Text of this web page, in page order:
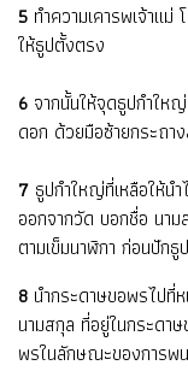
5 ทำความเคารพเจ้าแ
ให้ธูปตั้งตรง
6 จากนั้นให้จุดธูปกำให
ดอก ด้วยมือซ้ายกระถา
7 ธูปกำใหญ่ที่เหลือให้น
ออกจากวัด บอกชื่อ นา
ตามเข็มนาฬิกา ก่อนปักธู
8 นำกระดาษขอพรไปที่
นามสกุล ที่อยู่ในกระดา
พรในลักษณะของการพ